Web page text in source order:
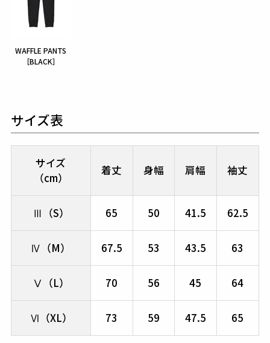
WAFFLE PANTS
［BLACK］
サイズ表
サイズ
（cm）
着丈 身幅 肩幅 袖丈
Ⅲ（S） 65 50 41.5 62.5
Ⅳ（M） 67.5 53 43.5 63
Ⅴ（L） 70 56 45 64
Ⅵ（XL） 73 59 47.5 65